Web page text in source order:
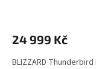
24 999 Kč
BLIZZARD